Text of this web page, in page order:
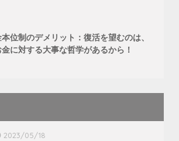
本位制のデメリット：復活を望むのは、
金に対する大事な哲学があるから！
2023/05/18